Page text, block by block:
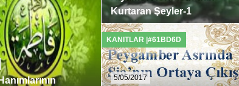
Kurtaran Şeyler-1
1- Namazlarda Yûsuf, Duhân, Ahkaf ve
Asr Surelerini Okumak Rivayet ...
KANITLAR |#61BD6D
5/05/2017